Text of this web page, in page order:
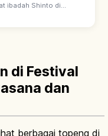
ibadah Shinto di
80.000 di seluruh
di Festival
dan
berbagai topeng di